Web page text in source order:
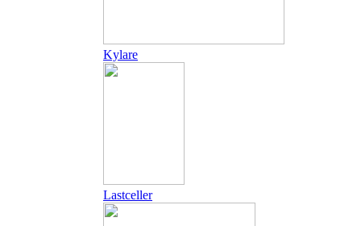
Kylare
Lastceller